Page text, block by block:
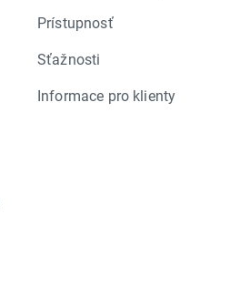
Prístupnosť
Sťažnosti
Informace pro klienty